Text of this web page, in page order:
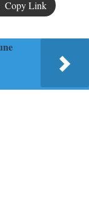
Copy Link